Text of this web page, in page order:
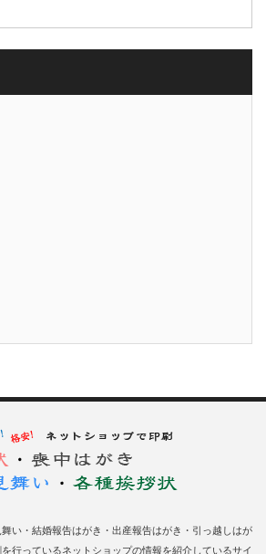
い・結婚報告はがき・出産報告はがき・引っ越しはが
行っているネットショップの情報を紹介しているサイ